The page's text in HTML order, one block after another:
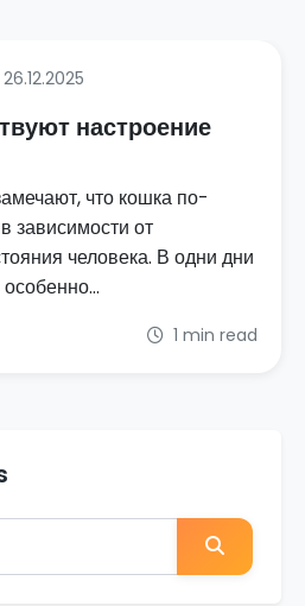
26.12.2025
настроение
что кошка по-
зависимости от
человека. В одни дни
1 min read